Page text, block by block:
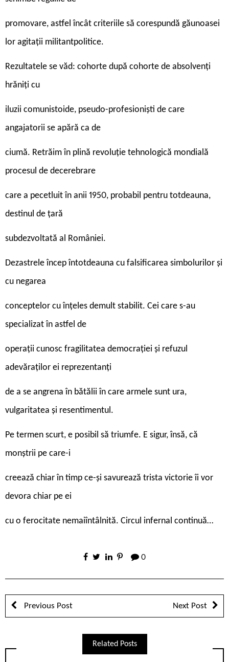
promovare, astfel încât criteriile să corespundă găunoasei
lor agitații militantpolitice.
Rezultatele se văd: cohorte după cohorte de absolvenți
hrăniți cu
iluzii comunistoide, pseudo-profesioniști de care
angajatorii se apără ca de
ciumă. Retrăim în plină revoluție tehnologică mondială
procesul de decerebrare
care a pecetluit în anii 1950, probabil pentru totdeauna,
destinul de țară
subdezvoltată al României.
Dezastrele încep întotdeauna cu falsificarea simbolurilor și
cu negarea
conceptelor cu înțeles demult stabilit. Cei care s-au
specializat în astfel de
operații cunosc fragilitatea democrației și refuzul
adevăraților ei reprezentanți
de a se angrena în bătălii în care armele sunt ura,
vulgaritatea și resentimentul.
Pe termen scurt, e posibil să triumfe. E sigur, însă, că
monștrii pe care-i
creează chiar în timp ce-și savurează trista victorie îi vor
devora chiar pe ei
cu o ferocitate nemaiîntâlnită. Circul infernal continuă…
0
Previous Post Next Post
Related Posts